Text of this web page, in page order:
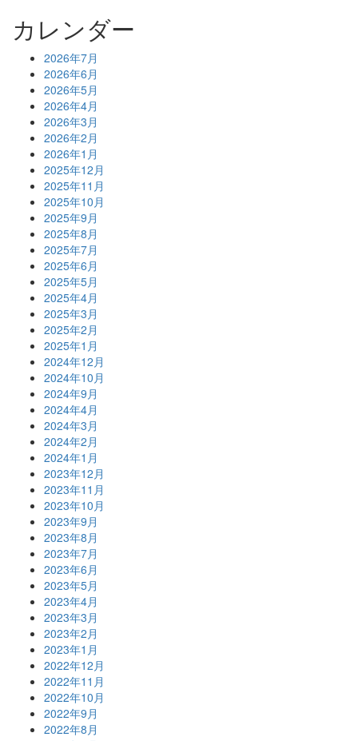
カレンダー
2026年7月
2026年6月
2026年5月
2026年4月
2026年3月
2026年2月
2026年1月
2025年12月
2025年11月
2025年10月
2025年9月
2025年8月
2025年7月
2025年6月
2025年5月
2025年4月
2025年3月
2025年2月
2025年1月
2024年12月
2024年10月
2024年9月
2024年4月
2024年3月
2024年2月
2024年1月
2023年12月
2023年11月
2023年10月
2023年9月
2023年8月
2023年7月
2023年6月
2023年5月
2023年4月
2023年3月
2023年2月
2023年1月
2022年12月
2022年11月
2022年10月
2022年9月
2022年8月